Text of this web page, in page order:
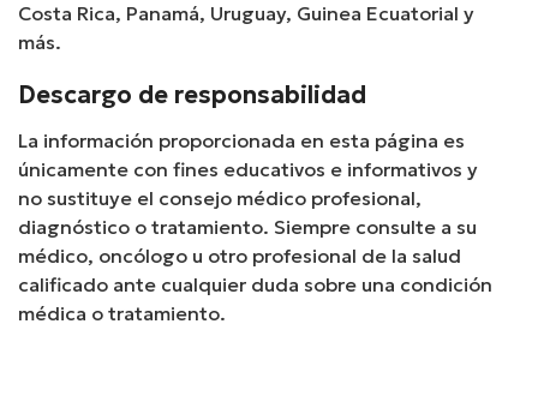
Costa Rica, Panamá, Uruguay, Guinea Ecuatorial y
más.
Descargo de responsabilidad
La información proporcionada en esta página es
únicamente con fines educativos e informativos y
no sustituye el consejo médico profesional,
diagnóstico o tratamiento. Siempre consulte a su
médico, oncólogo u otro profesional de la salud
calificado ante cualquier duda sobre una condición
médica o tratamiento.